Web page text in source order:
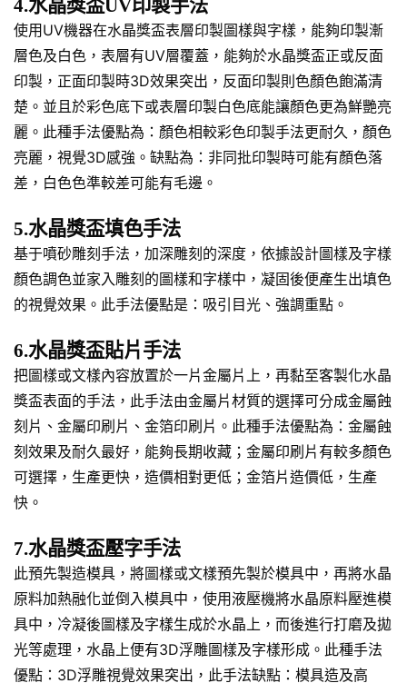
4.水晶獎盃UV印製手法
使用UV機器在水晶獎盃表層印製圖樣與字樣，能夠印製漸
層色及白色，表層有UV層覆蓋，能夠於水晶獎盃正或反面
印製，正面印製時3D效果突出，反面印製則色顏色飽滿清
楚。並且於彩色底下或表層印製白色底能讓顏色更為鮮艷亮
麗。此種手法優點為：顏色相較彩色印製手法更耐久，顏色
亮麗，視覺3D感強。缺點為：非同批印製時可能有顏色落
差，白色色準較差可能有毛邊。
5.水晶獎盃填色手法
基于噴砂雕刻手法，加深雕刻的深度，依據設計圖樣及字樣
顏色調色並家入雕刻的圖樣和字樣中，凝固後便產生出填色
的視覺效果。此手法優點是：吸引目光、強調重點。
6.水晶獎盃貼片手法
把圖樣或文樣內容放置於一片金屬片上，再黏至客製化水晶
獎盃表面的手法，此手法由金屬片材質的選擇可分成金屬蝕
刻片、金屬印刷片、金箔印刷片。此種手法優點為：金屬蝕
刻效果及耐久最好，能夠長期收藏；金屬印刷片有較多顏色
可選擇，生產更快，造價相對更低；金箔片造價低，生產
快。
7.水晶獎盃壓字手法
此預先製造模具，將圖樣或文樣預先製於模具中，再將水晶
原料加熱融化並倒入模具中，使用液壓機將水晶原料壓進模
具中，冷凝後圖樣及字樣生成於水晶上，而後進行打磨及拋
光等處理，水晶上便有3D浮雕圖樣及字樣形成。此種手法
優點：3D浮雕視覺效果突出，此手法缺點：模具造及高